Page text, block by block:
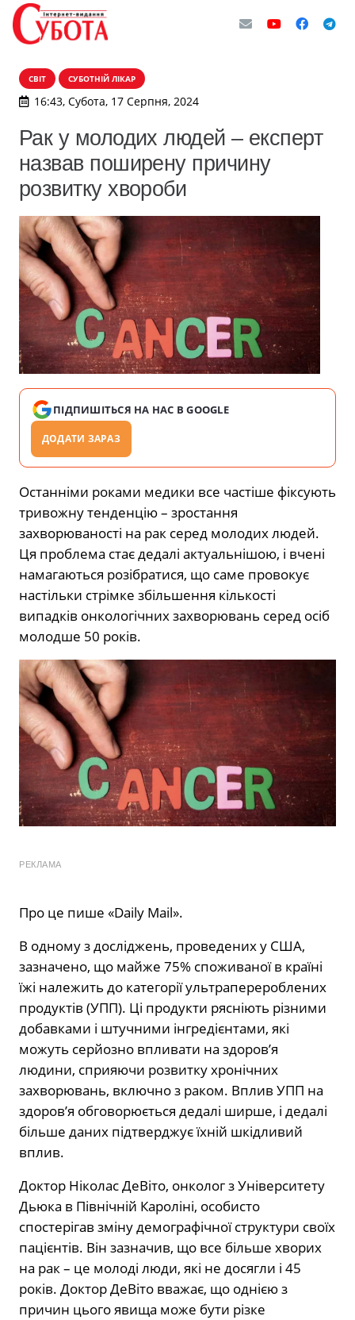
СВІТ СУБОТНІЙ ЛІКАР
16:43, Субота, 17 Серпня, 2024
Рак у молодих людей – експерт
назвав поширену причину
розвитку хвороби
ПІДПИШІТЬСЯ НА НАС В GOOGLE
ДОДАТИ ЗАРАЗ
Останніми роками медики все частіше фіксують
тривожну тенденцію – зростання
захворюваності на рак серед молодих людей.
Ця проблема стає дедалі актуальнішою, і вчені
намагаються розібратися, що саме провокує
настільки стрімке збільшення кількості
випадків онкологічних захворювань серед осіб
молодше 50 років.
РЕКЛАМА
Про це пише «Daily Mail».
В одному з досліджень, проведених у США,
зазначено, що майже 75% споживаної в країні
їжі належить до категорії ультраперероблених
продуктів (УПП). Ці продукти рясніють різними
добавками і штучними інгредієнтами, які
можуть серйозно впливати на здоров’я
людини, сприяючи розвитку хронічних
захворювань, включно з раком. Вплив УПП на
здоров’я обговорюється дедалі ширше, і дедалі
більше даних підтверджує їхній шкідливий
вплив.
Доктор Ніколас ДеВіто, онколог з Університету
Дьюка в Північній Кароліні, особисто
спостерігав зміну демографічної структури своїх
пацієнтів. Він зазначив, що все більше хворих
на рак – це молоді люди, які не досягли і 45
років. Доктор ДеВіто вважає, що однією з
причин цього явища може бути різке